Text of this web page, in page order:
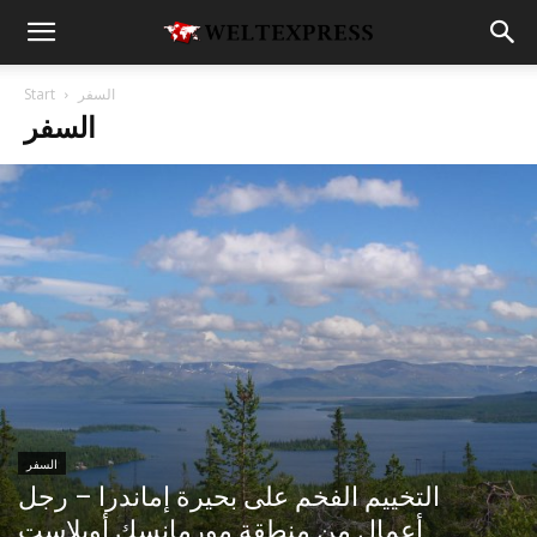
Start السفر
السفر
السفر
التخييم الفخم على بحيرة إماندرا – رجل
أعمال من منطقة مورمانسك أوبلاست